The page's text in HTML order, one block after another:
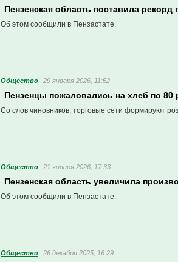
Пензенская область поставила
Об этом сообщили в Пензастате.
Общество 29 января 2026, 11:52
Пензенцы пожаловались на хлеб по
Со слов чиновников, торговые сети формируют
Общество 21 января 2026, 17:33
Пензенская область увеличила
Об этом сообщили в Пензастате.
Общество 26 декабря 2025, 16:29